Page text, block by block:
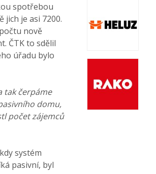
spotřebou
jich je asi 7200.
nově
ČTK to sdělil
úřadu bylo
tak čerpáme
domu,
počet zájemců
systém
pasivní, byl